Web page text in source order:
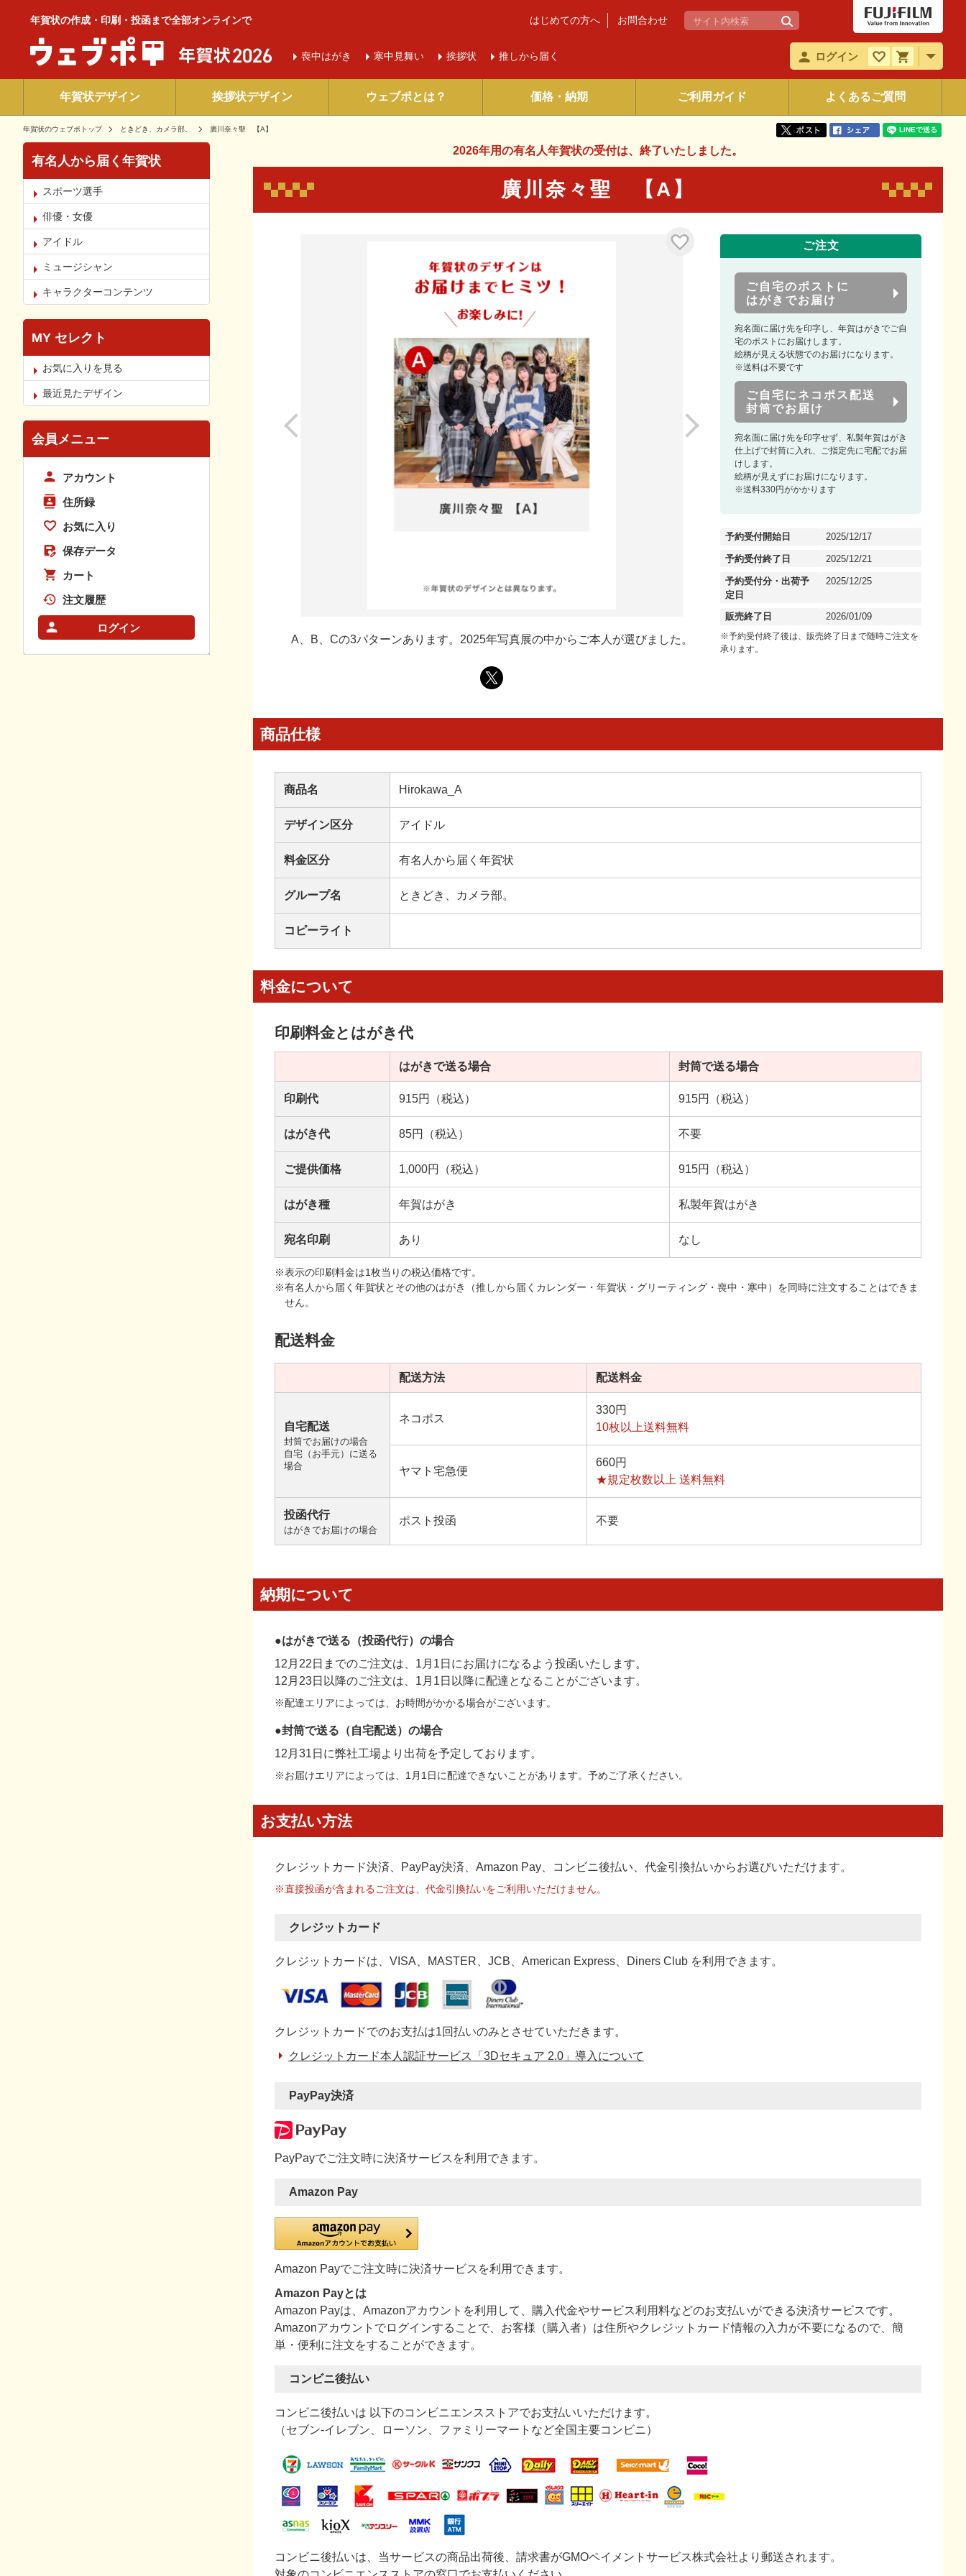
年賀状の作成・印刷・投函まで全部オンラインで
喪中はがき 寒中 見舞い 挨拶状 推しから届く
はじめての方へ お問合わせ
ログイン
年賀状デザイン 挨拶状デザイン ウェブポとは？ 価格・納期 ご利用ガイド よくあるご質問
年賀状のウェブポトップ ときどき、カメラ部。 廣川奈々聖 【A】
2026年用の有名人年賀状の受付は、 終了いたしました。
廣川奈々聖 【A】
A、B、Cの3パターンあります。2025年写真展の中からご本人が選びました。
ご注文
ご自宅のポストに
はがきでお届け
宛名面に届け先を印字し、年賀はがきでご自
宅のポストにお届けします。
絵柄が見える状態でのお届けになります。
※送料は不要です
ご自宅にネコポス配送
封筒でお届け
宛名面に届け先を印字せず、私製年賀はがき
仕上げで封筒に入れ、ご指定先に宅配でお届
けします。
絵柄が見えずにお届けになります。
※送料330円がかかります
予約受付開始日 2025/12/17
予約受付終了日 2025/12/21
予約受付分・出荷予
定日
2025/12/25
販売終了日 2026/01/09
※予約受付終了後は、販売終了日まで随時ご注文を
承ります。
商品仕様
商品名 Hirokawa_A
デザイン区分 アイドル
料金区分 有名人から届く年賀状
グループ名 ときどき、カメラ部。
コピーライト
料金について
印刷料金とはがき代
はがきで送る場合 封筒で送る場合
印刷代 915円（税込） 915円（税込）
はがき代 85円（税込） 不要
ご提供価格 1,000円（税込） 915円（税込）
はがき種 年賀はがき 私製年賀はがき
宛名印刷 あり なし
※表示の印刷料金は1枚当りの税込価格です。
※有名人から届く年賀状とその他のはがき（推しから届くカレンダー・年賀状・グリーティング・喪中・寒中）を同時に注文することはできま
せん。
配送料金
配送方法 配送料金
自宅配送
封筒でお届けの場合
自宅（お手元）に送る
場合
ネコポス
330円
10枚以上送料無料
ヤマト宅急便
660円
★規定枚数以上 送料無料
投函代行
はがきでお届けの場合
ポスト投函 不要
納期について
●はがきで送る（投函代行）の場合
12月22日までのご注文は、1月1日にお届けになるよう投函いたします。
12月23日以降のご注文は、1月1日以降に配達となることがございます。
※配達エリアによっては、お時間がかかる場合がございます。
●封筒で送る（自宅配送）の場合
12月31日に弊社工場より出荷を予定しております。
※お届けエリアによっては、1月1日に配達できないことがあります。予めご了承ください。
お支払い方法
クレジットカード決済、PayPay決済 、Amazon Pay、コンビニ後払い、代金引換払いからお選びいただけます。
※直接投函が含まれるご注文は、代金引換払いをご利用いただけません。
クレジットカード
クレジットカードは、VISA、MASTER、JCB、American Express、Diners Club を利用できます。
クレジットカードでのお支払は1回払いのみとさせていただきます。
クレジットカード本人認証サービス「3Dセキュア 2.0」導入について
PayPay決済
PayPayでご注文時に決済サービスを利用できます。
Amazon Pay
Amazon Payでご注文時に決済サービスを利用できます。
Amazon Payとは
Amazon Payは、Amazonアカウントを利用して、購入代金やサービス利用料などのお支払いができる決済サービスです。
Amazonアカウントでログインすることで、お客様（購入者）は住所やクレジットカード情報の入力が不要になるので、簡
単・便利に注文をすることができます。
コンビニ後払い
コンビニ後払いは 以下のコンビニエンスストアでお支払いいただけます。
（セブン-イレブン、ローソン、ファミリーマートなど全国主要コンビニ）
コンビニ後払いは、当サービスの商品出荷後、請求書がGMOペイメントサービス株式会社より郵送されます。
有名人から届く年賀状
スポーツ選手
俳優・女優
アイドル
ミュージシャン
キャラクターコンテンツ
MY セレクト
お気に入りを見る
最近見たデザイン
会員メニュー
アカウント
住所録
お気に入り
保存データ
カート
注文履歴
ログイン